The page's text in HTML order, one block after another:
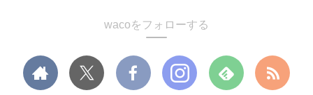
wacoをフォローする